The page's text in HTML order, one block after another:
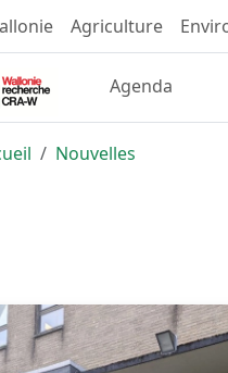
Agriculture
Agenda
Nouvelles